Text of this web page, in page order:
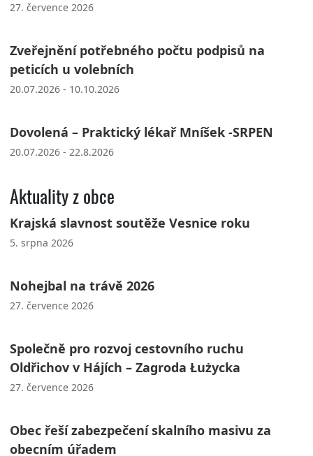
27. července 2026
Zveřejnění potřebného počtu podpisů na
peticích u volebních
20.07.2026 - 10.10.2026
Dovolená – Praktický lékař Mníšek -SRPEN
20.07.2026 - 22.8.2026
Aktuality z obce
Krajská slavnost soutěže Vesnice roku
5. srpna 2026
Nohejbal na trávě 2026
27. července 2026
Společně pro rozvoj cestovního ruchu
Oldřichov v Hájích – Zagroda Łużycka
27. července 2026
Obec řeší zabezpečení skalního masivu za
obecním úřadem